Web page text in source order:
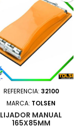
REFERENCIA: 32100
MARCA: TOLSEN
LIJADOR MANUAL
165X85MM